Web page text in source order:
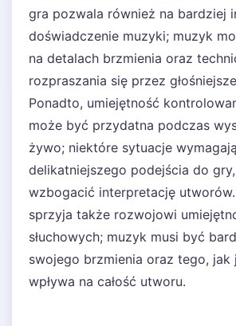
gra pozwala również na bardziej
doświadczenie muzyki; muzyk
na detalach brzmienia oraz
rozpraszania się przez
Ponadto, umiejętność
może być przydatna podczas
żywo; niektóre sytuacje wymagają
delikatniejszego podejścia do
wzbogacić interpretację
sprzyja także rozwojowi
słuchowych; muzyk musi być
swojego brzmienia oraz tego, jak
wpływa na całość utworu.